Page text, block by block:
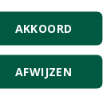
Adviseur openbaar
sportvelden &
Vos Capelle
27-07-2026, Sprang-Capelle
AKKOORD
AFWIJZEN